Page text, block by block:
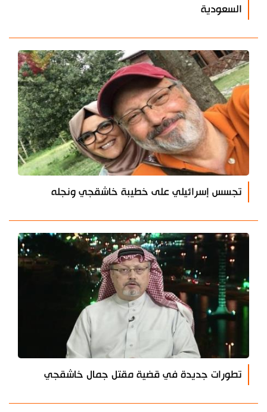
السعودية
تجسس إسرائيلي على خطيبة خاشقجي ونجله
تطورات جديدة في قضية مقتل جمال خاشقجي